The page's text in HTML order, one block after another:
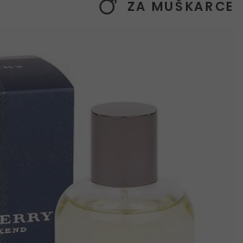
ZA MUŠKARCE